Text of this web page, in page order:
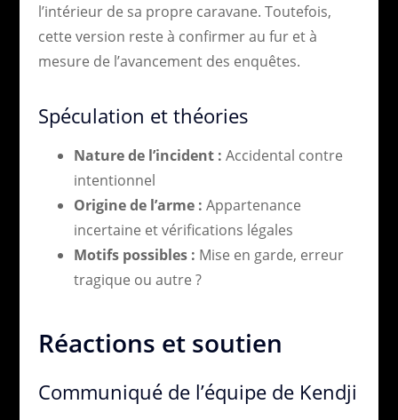
l’intérieur de sa propre caravane. Toutefois,
cette version reste à confirmer au fur et à
mesure de l’avancement des enquêtes.
Spéculation et théories
Nature de l’incident : Accidental contre
intentionnel
Origine de l’arme : Appartenance
incertaine et vérifications légales
Motifs possibles : Mise en garde, erreur
tragique ou autre ?
Réactions et soutien
Communiqué de l’équipe de Kendji